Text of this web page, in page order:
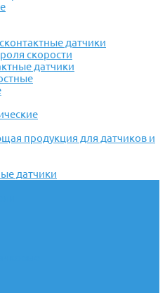
датчики
скорости
датчики
продукция для датчиков и
датчики